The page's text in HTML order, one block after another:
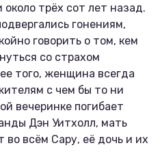
трёх сот лет назад.
гонениям,
говорить о том, кем
со страхом
того, женщина всегда
с чем бы то ни
вечеринке погибает
Дэн Уитхолл, мать
во всём Сару, её дочь и их